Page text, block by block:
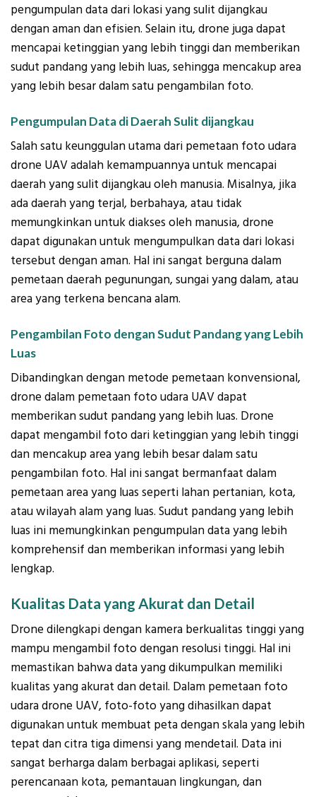
pengumpulan data dari lokasi yang sulit dijangkau
dengan aman dan efisien. Selain itu, drone juga dapat
mencapai ketinggian yang lebih tinggi dan memberikan
sudut pandang yang lebih luas, sehingga mencakup area
yang lebih besar dalam satu pengambilan foto.
Pengumpulan Data di Daerah Sulit dijangkau
Salah satu keunggulan utama dari pemetaan foto udara
drone UAV adalah kemampuannya untuk mencapai
daerah yang sulit dijangkau oleh manusia. Misalnya, jika
ada daerah yang terjal, berbahaya, atau tidak
memungkinkan untuk diakses oleh manusia, drone
dapat digunakan untuk mengumpulkan data dari lokasi
tersebut dengan aman. Hal ini sangat berguna dalam
pemetaan daerah pegunungan, sungai yang dalam, atau
area yang terkena bencana alam.
Pengambilan Foto dengan Sudut Pandang yang Lebih
Luas
Dibandingkan dengan metode pemetaan konvensional,
drone dalam pemetaan foto udara UAV dapat
memberikan sudut pandang yang lebih luas. Drone
dapat mengambil foto dari ketinggian yang lebih tinggi
dan mencakup area yang lebih besar dalam satu
pengambilan foto. Hal ini sangat bermanfaat dalam
pemetaan area yang luas seperti lahan pertanian, kota,
atau wilayah alam yang luas. Sudut pandang yang lebih
luas ini memungkinkan pengumpulan data yang lebih
komprehensif dan memberikan informasi yang lebih
lengkap.
Kualitas Data yang Akurat dan Detail
Drone dilengkapi dengan kamera berkualitas tinggi yang
mampu mengambil foto dengan resolusi tinggi. Hal ini
memastikan bahwa data yang dikumpulkan memiliki
kualitas yang akurat dan detail. Dalam pemetaan foto
udara drone UAV, foto-foto yang dihasilkan dapat
digunakan untuk membuat peta dengan skala yang lebih
tepat dan citra tiga dimensi yang mendetail. Data ini
sangat berharga dalam berbagai aplikasi, seperti
perencanaan kota, pemantauan lingkungan, dan